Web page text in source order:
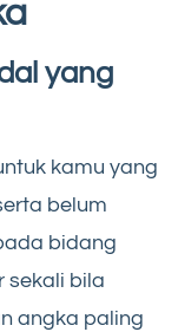
yang
kamu yang
belum
bidang
sekali bila
angka paling